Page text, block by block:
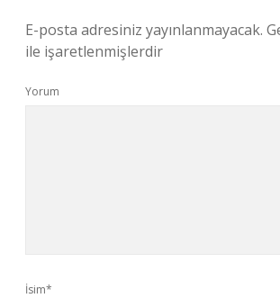
E-posta adresiniz yayınlanmayacak.
ile işaretlenmişlerdir
Yorum
İsim*